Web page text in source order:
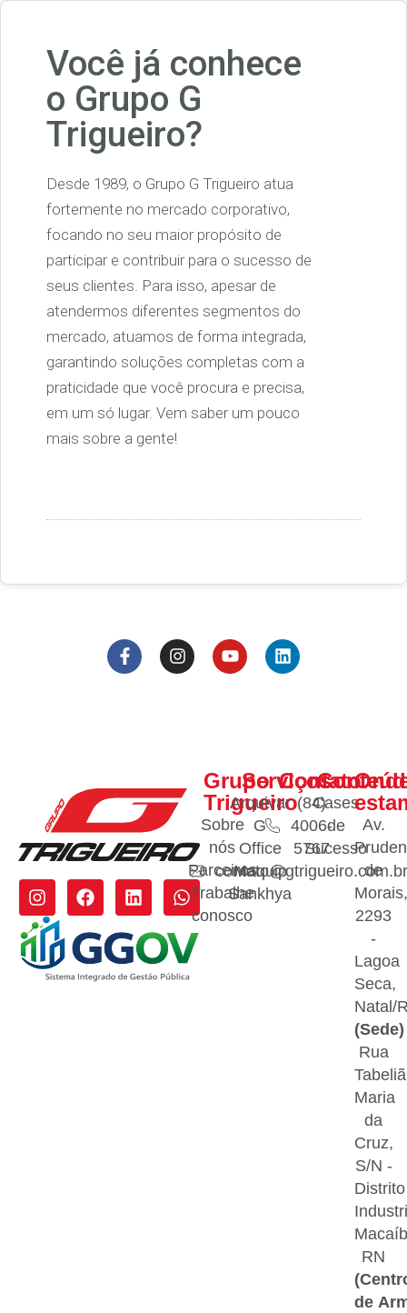
Você já conhece
o Grupo G
Trigueiro?
Desde 1989, o Grupo G Trigueiro atua
fortemente no mercado corporativo,
focando no seu maior propósito de
participar e contribuir para o sucesso de
seus clientes. Para isso, apesar de
atendermos diferentes segmentos do
mercado, atuamos de forma integrada,
garantindo soluções completas com a
praticidade que você procura e precisa,
em um só lugar. Vem saber um pouco
mais sobre a gente!
Grupo
Trigueiro
Sobre
nós
Parceiros
Trabalhe
conosco
Serviços
Arquivar
G
Office
Maquip
Sankhya
Contato
(84)
4006-
5767
contato@gtrigueiro.com.br
Cases
de
Sucesso
Av.
de
2293
-
Lagoa
Seca,
Natal/
(Sede)
Rua
Tabeliã
Maria
da
Cruz,
S/N -
Distrito
RN
de